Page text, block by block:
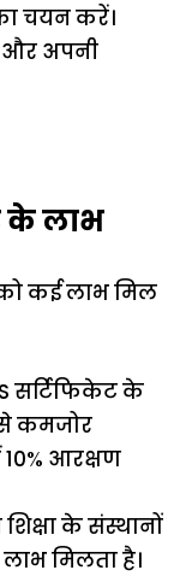
चयन करें।
और अपनी
के लाभ
कई लाभ मिल
सर्टिफिकेट के
कमजोर
10% आरक्षण
के संस्थानों
मिलता है।